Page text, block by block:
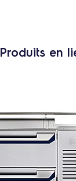
Produits en